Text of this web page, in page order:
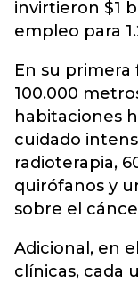
invirtieron $1
empleo para
En su
100.000
habitaciones
cuidado
radioterapia,
quirófanos y
sobre el
Adicional, en
clínicas, cada